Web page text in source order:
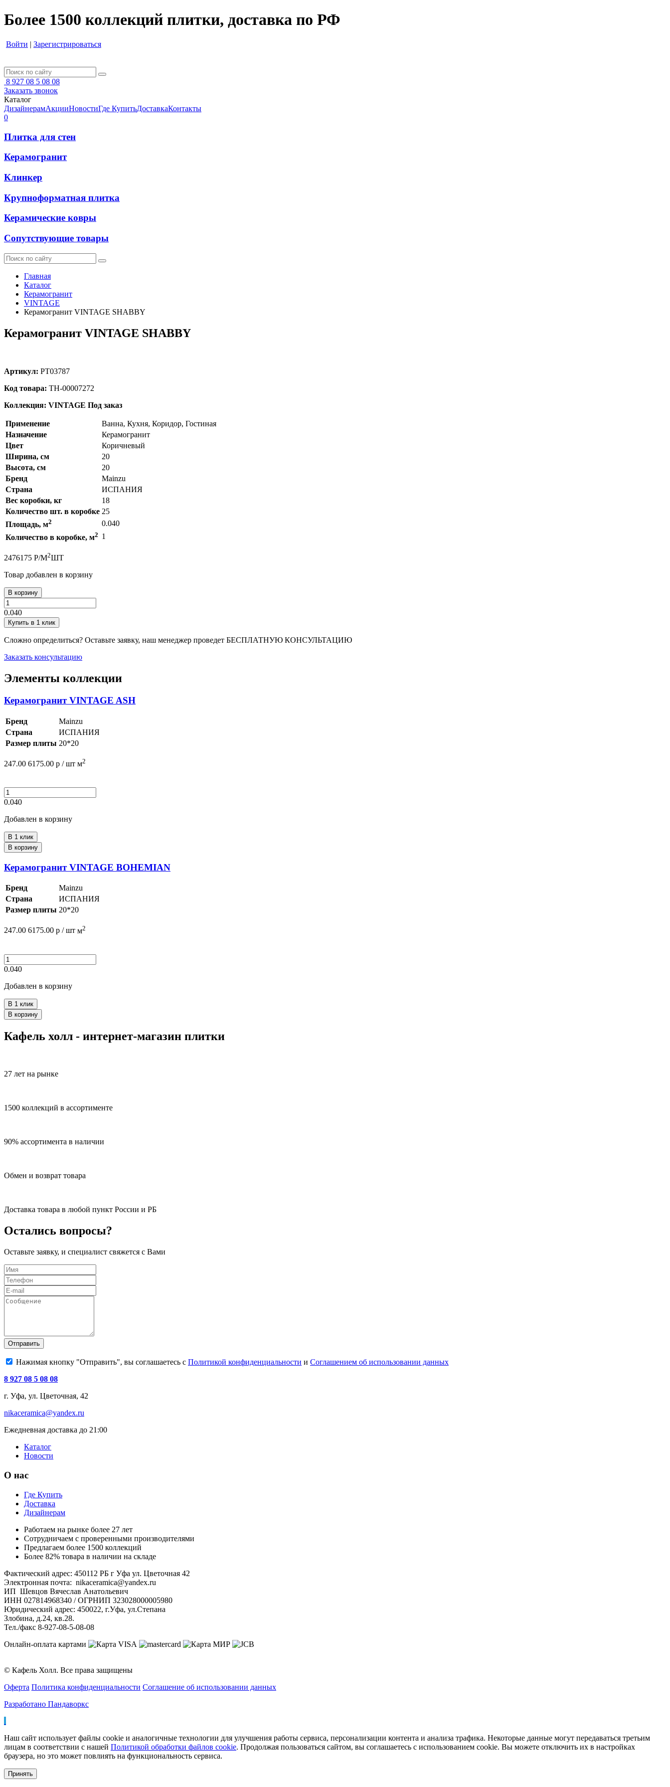
Более 1500 коллекций плитки, доставка по РФ
Войти | Зарегистрироваться
8 927 08 5 08 08
Заказать звонок
Каталог
ДизайнерамАкцииНовостиГде КупитьДоставкаКонтакты
0
Плитка для стен
Керамогранит
Клинкер
Крупноформатная плитка
Керамические ковры
Сопутствующие товары
Главная
Каталог
Керамогранит
VINTAGE
Керамогранит VINTAGE SHABBY
Керамогранит VINTAGE SHABBY
Артикул: PT03787
Код товара: ТН-00007272
Коллекция: VINTAGE Под заказ
Применение
Ванна, Кухня, Коридор, Гостиная
Назначение
Керамогранит
Цвет
Коричневый
Ширина, см
20
Высота, см
20
Бренд
Mainzu
Страна
ИСПАНИЯ
Вес коробки, кг
18
Количество шт. в коробке 25
Площадь, м2
0.040
Количество в коробке, м2 1
2476175 Р/М2ШТ
Товар добавлен в корзину
В корзину
0.040
Купить в 1 клик
Сложно определиться? Оставьте заявку, наш менеджер проведет БЕСПЛАТНУЮ КОНСУЛЬТАЦИЮ
Заказать консультацию
Элементы коллекции
Керамогранит VINTAGE ASH
Бренд
Mainzu
Страна
ИСПАНИЯ
Размер плиты 20*20
247.00 6175.00 р / шт м2
0.040
Добавлен в корзину
В 1 клик
В корзину
Керамогранит VINTAGE BOHEMIAN
Бренд
Mainzu
Страна
ИСПАНИЯ
Размер плиты 20*20
247.00 6175.00 р / шт м2
0.040
Добавлен в корзину
В 1 клик
В корзину
Кафель холл - интернет-магазин плитки
27 лет на рынке
1500 коллекций в ассортименте
90% ассортимента в наличии
Обмен и возврат товара
Доставка товара в любой пункт России и РБ
Остались вопросы?
Оставьте заявку, и специалист свяжется с Вами
Отправить
Нажимая кнопку "Отправить", вы соглашаетесь с Политикой конфиденциальности и Соглашением об использовании данных
8 927 08 5 08 08
г. Уфа, ул. Цветочная, 42
nikaceramica@yandex.ru
Ежедневная доставка до 21:00
Каталог
Новости
О нас
Где Купить
Доставка
Дизайнерам
Работаем на рынке более 27 лет
Сотрудничаем с проверенными производителями
Предлагаем более 1500 коллекций
Более 82% товара в наличии на складе
Фактический адрес: 450112 РБ г Уфа ул. Цветочная 42
Электронная почта: nikaceramica@yandex.ru
ИП Шевцов Вячеслав Анатольевич
ИНН 027814968340 / ОГРНИП 323028000005980
Юридический адрес: 450022, г.Уфа, ул.Степана
Злобина, д.24, кв.28.
Тел./факс 8-927-08-5-08-08
Онлайн-оплата картами
© Кафель Холл. Все права защищены
Оферта Политика конфиденциальности Соглашение об использовании данных
Разработано Пандаворкс
Наш сайт использует файлы cookie и аналогичные технологии для улучшения работы сервиса, персонализации контента и анализа трафика. Некоторые данные могут передаваться третьим
лицам в соответствии с нашей Политикой обработки файлов cookie. Продолжая пользоваться сайтом, вы соглашаетесь с использованием cookie. Вы можете отключить их в настройках
браузера, но это может повлиять на функциональность сервиса.
Принять